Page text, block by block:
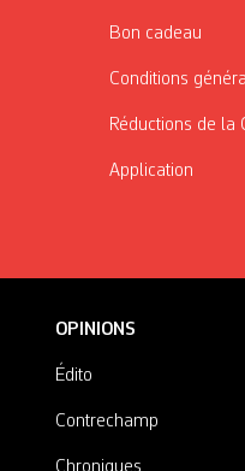
Bon cadeau
Conditions
Réductions de la
Application
OPINIONS
Édito
Contrechamp